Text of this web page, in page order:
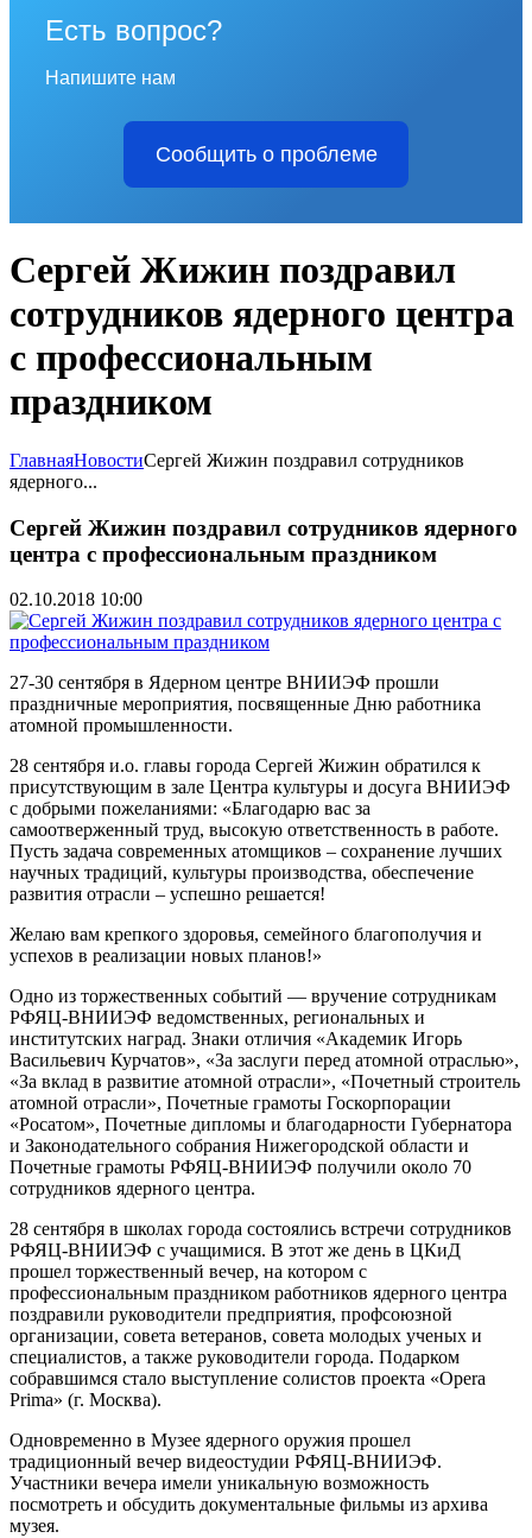
Есть вопрос?
Напишите нам
Сообщить о проблеме
Сергей Жижин поздравил
сотрудников ядерного центра
с профессиональным
праздником
ГлавнаяНовостиСергей Жижин поздравил сотрудников
ядерного...
Сергей Жижин поздравил сотрудников ядерного
центра с профессиональным праздником
02.10.2018 10:00
27-30 сентября в Ядерном центре ВНИИЭФ прошли
праздничные мероприятия, посвященные Дню работника
атомной промышленности.
28 сентября и.о. главы города Сергей Жижин обратился к
присутствующим в зале Центра культуры и досуга ВНИИЭФ
с добрыми пожеланиями: «Благодарю вас за
самоотверженный труд, высокую ответственность в работе.
Пусть задача современных атомщиков – сохранение лучших
научных традиций, культуры производства, обеспечение
развития отрасли – успешно решается!
Желаю вам крепкого здоровья, семейного благополучия и
успехов в реализации новых планов!»
Одно из торжественных событий — вручение сотрудникам
РФЯЦ-ВНИИЭФ ведомственных, региональных и
институтских наград. Знаки отличия «Академик Игорь
Васильевич Курчатов», «За заслуги перед атомной отраслью»,
«За вклад в развитие атомной отрасли», «Почетный строитель
атомной отрасли», Почетные грамоты Госкорпорации
«Росатом», Почетные дипломы и благодарности Губернатора
и Законодательного собрания Нижегородской области и
Почетные грамоты РФЯЦ-ВНИИЭФ получили около 70
сотрудников ядерного центра.
28 сентября в школах города состоялись встречи сотрудников
РФЯЦ-ВНИИЭФ с учащимися. В этот же день в ЦКиД
прошел торжественный вечер, на котором с
профессиональным праздником работников ядерного центра
поздравили руководители предприятия, профсоюзной
организации, совета ветеранов, совета молодых ученых и
специалистов, а также руководители города. Подарком
собравшимся стало выступление солистов проекта «Opera
Prima» (г. Москва).
Одновременно в Музее ядерного оружия прошел
традиционный вечер видеостудии РФЯЦ-ВНИИЭФ.
Участники вечера имели уникальную возможность
посмотреть и обсудить документальные фильмы из архива
музея.